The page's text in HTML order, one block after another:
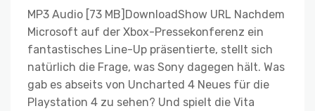
MP3 Audio [73 MB]DownloadShow URL Nachdem
Microsoft auf der Xbox-Pressekonferenz ein
fantastisches Line-Up präsentierte, stellt sich
natürlich die Frage, was Sony dagegen hält. Was
gab es abseits von Uncharted 4 Neues für die
Playstation 4 zu sehen? Und spielt die Vita